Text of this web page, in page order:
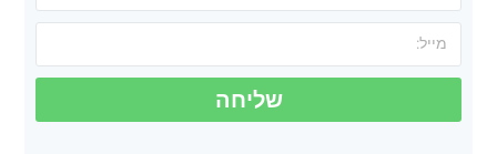
שליחה